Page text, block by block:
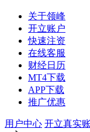
关于领峰
开立账户
快速注资
在线客服
财经日历
MT4下载
APP下载
推广优惠
用户中心 开立真实